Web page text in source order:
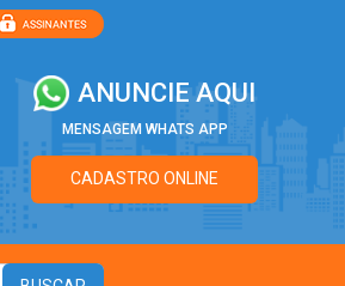
ANUNCIE AQUI
MENSAGEM WHATS APP
CADASTRO ONLINE